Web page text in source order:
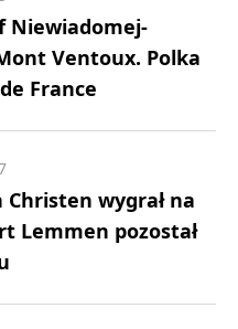
Niewiadomej-
Ventoux. Polka
France
Christen wygrał na
Lemmen pozostał